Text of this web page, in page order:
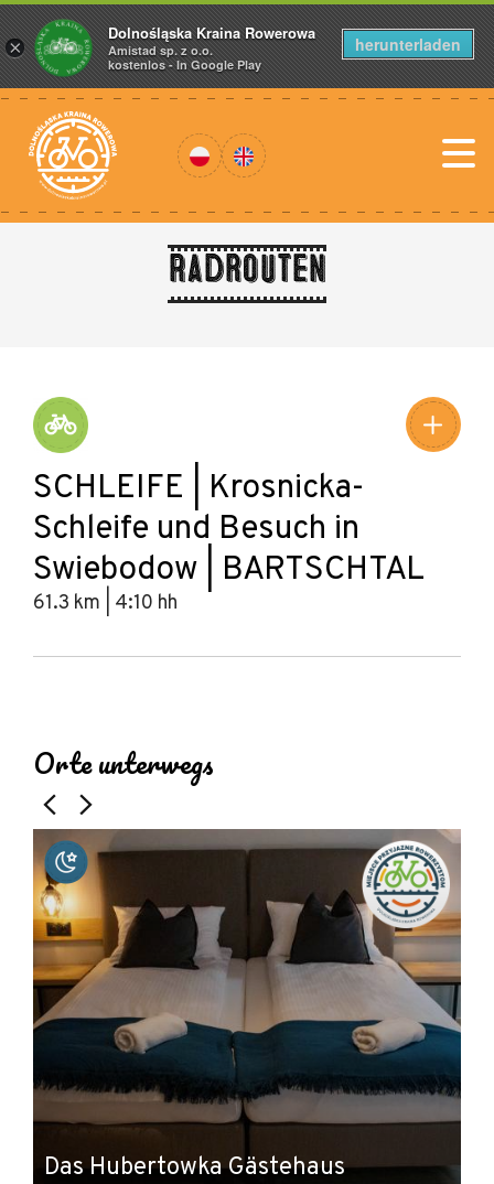
Radrouten
SCHLEIFE | Krosnicka-
Schleife und Besuch in
Swiebodow | BARTSCHTAL
61.3 km | 4:10 hh
−
Orte unterwegs
Das Hubertowka Gästehaus
×
Dolnośląska Kraina Rowerowa
Amistad sp. z o.o.
kostenlos - In Google Play
herunterladen